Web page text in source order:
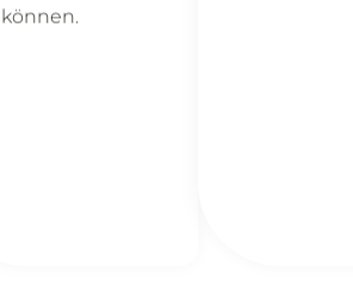
können.